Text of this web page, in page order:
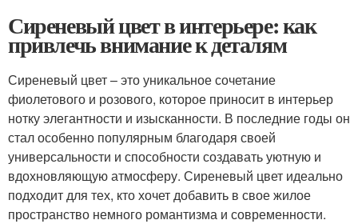
Сиреневый цвет в интерьере: как
привлечь внимание к деталям
Сиреневый цвет – это уникальное сочетание
фиолетового и розового, которое приносит в интерьер
нотку элегантности и изысканности. В последние годы он
стал особенно популярным благодаря своей
универсальности и способности создавать уютную и
вдохновляющую атмосферу. Сиреневый цвет идеально
подходит для тех, кто хочет добавить в свое жилое
пространство немного романтизма и современности.